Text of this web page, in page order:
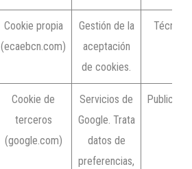
Cookie propia
(ecaebcn.com)
Gestión de la
aceptación
de cookies.
Técnica.
Cookie de
terceros
(google.com)
Servicios de
Google. Trata
datos de
preferencias,